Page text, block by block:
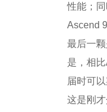
性能；
Ascend
最后一
是，相
届时可
这是刚